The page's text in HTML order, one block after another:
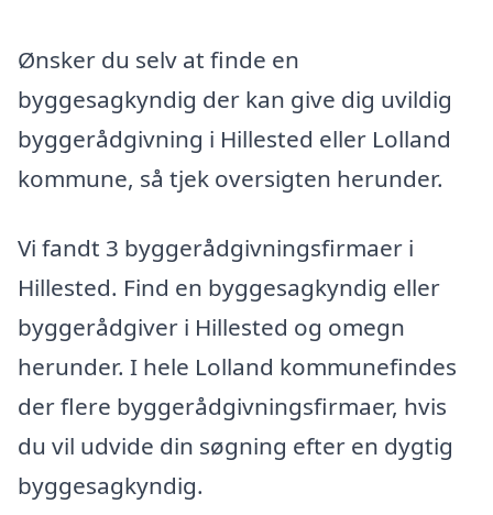
Ønsker du selv at finde en
byggesagkyndig der kan give dig uvildig
byggerådgivning i Hillested eller Lolland
kommune, så tjek oversigten herunder.
Vi fandt 3 byggerådgivningsfirmaer i
Hillested. Find en byggesagkyndig eller
byggerådgiver i Hillested og omegn
herunder. I hele Lolland kommunefindes
der flere byggerådgivningsfirmaer, hvis
du vil udvide din søgning efter en dygtig
byggesagkyndig.